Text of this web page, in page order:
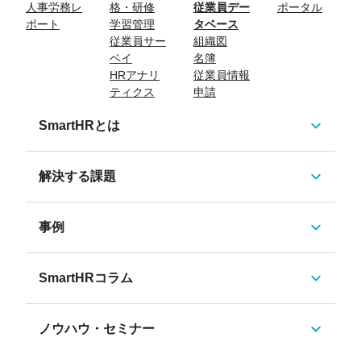
人事労務レ
ポート
格・研修
学習管理
従業員サー
ベイ
HRアナリ
ティクス
従業員デー
タベース
組織図
名簿
従業員情報
申請
ポータル
SmartHRとは
解決する課題
事例
SmartHRコラム
ノウハウ・セミナー